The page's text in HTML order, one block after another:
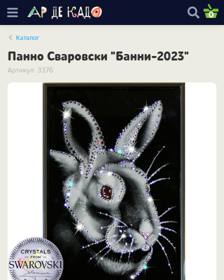
0
Каталог
Панно Сваровски "Банни-2023"
Артикул: 3376